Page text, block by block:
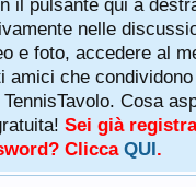
il pulsante qui a
nelle
e foto, accedere al
amici che
Cosa
Sei già
Clicca QUI.